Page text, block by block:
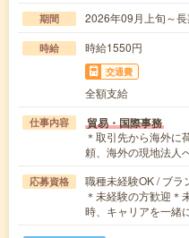
期間 2026年09月上旬～
時給 時給1550円
交通費
全額支給
仕事内容 貿易・国際事務
＊取引先から海外
頼、海外の現地法
応募資格
職種未経験OK / ブラ
＊未経験の方歓迎＊
時、キャリアを一緒